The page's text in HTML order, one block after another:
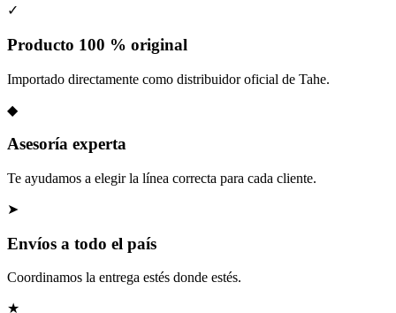
✓
Producto 100 % original
Importado directamente como distribuidor oficial de Tahe.
◆
Asesoría experta
Te ayudamos a elegir la línea correcta para cada cliente.
➤
Envíos a todo el país
Coordinamos la entrega estés donde estés.
★